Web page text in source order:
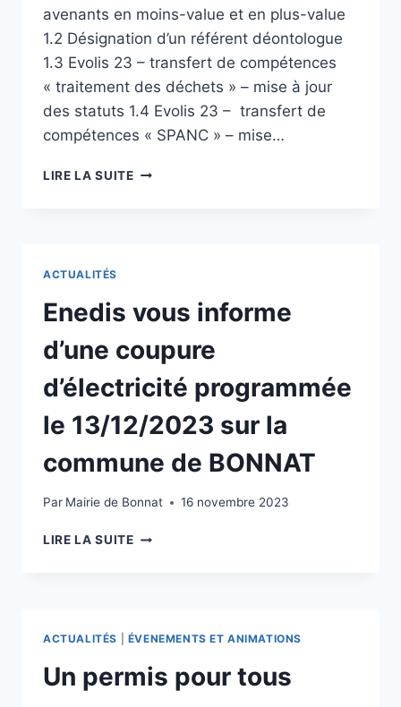
avenants en moins-value et en plus-value
1.2 Désignation d’un référent déontologue
1.3 Evolis 23 – transfert de compétences
« traitement des déchets » – mise à jour
des statuts 1.4 Evolis 23 – transfert de
compétences « SPANC » – mise…
LIRE LA SUITE
ACTUALITÉS
Enedis vous informe
d’une coupure
d’électricité programmée
le 13/12/2023 sur la
commune de BONNAT
Par Mairie de Bonnat 16 novembre 2023
LIRE LA SUITE
ACTUALITÉS ÉVENEMENTS ET ANIMATIONS
Un permis pour tous